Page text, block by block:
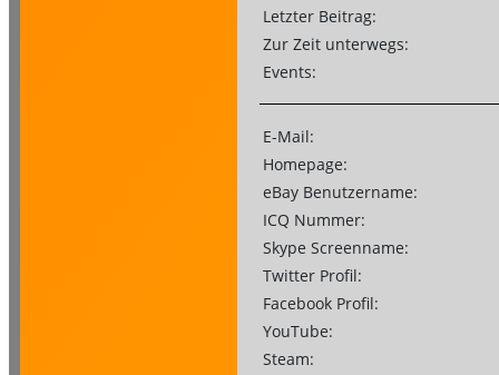
Letzter Beitrag:
Zur Zeit unterwegs:
Events:
E-Mail:
Homepage:
eBay Benutzername:
ICQ Nummer:
Skype Screenname:
Twitter Profil:
Facebook Profil:
YouTube:
Steam: